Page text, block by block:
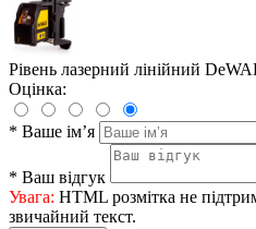
Рівень лазерний лінійний
Оцінка:
* Ваше ім’я
* Ваш відгук
Увага: HTML розмітка не
звичайний текст.